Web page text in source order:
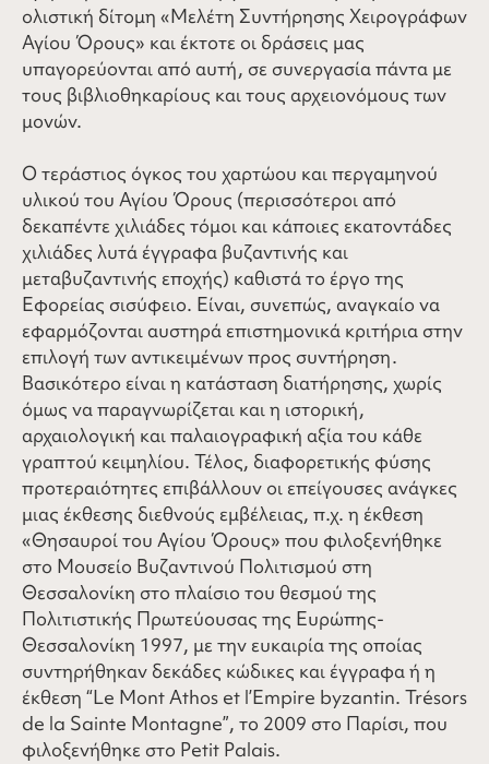
ολιστική δίτομη «Μελέτη Συντήρησης Χειρογράφων
Αγίου Όρους» και έκτοτε οι δράσεις μας
υπαγορεύονται από αυτή, σε συνεργασία πάντα με
τους βιβλιοθηκαρίους και τους αρχειονόμους των
μονών.
Ο τεράστιος όγκος του χαρτώου και περγαμηνού
υλικού του Αγίου Όρους (περισσότεροι από
δεκαπέντε χιλιάδες τόμοι και κάποιες εκατοντάδες
χιλιάδες λυτά έγγραφα βυζαντινής και
μεταβυζαντινής εποχής) καθιστά το έργο της
Εφορείας σισύφειο. Είναι, συνεπώς, αναγκαίο να
εφαρμόζονται αυστηρά επιστημονικά κριτήρια στην
επιλογή των αντικειμένων προς συντήρηση.
Βασικότερο είναι η κατάσταση διατήρησης, χωρίς
όμως να παραγνωρίζεται και η ιστορική,
αρχαιολογική και παλαιογραφική αξία του κάθε
γραπτού κειμηλίου. Τέλος, διαφορετικής φύσης
προτεραιότητες επιβάλλουν οι επείγουσες ανάγκες
μιας έκθεσης διεθνούς εμβέλειας, π.χ. η έκθεση
«Θησαυροί του Αγίου Όρους» που φιλοξενήθηκε
στο Μουσείο Βυζαντινού Πολιτισμού στη
Θεσσαλονίκη στο πλαίσιο του θεσμού της
Πολιτιστικής Πρωτεύουσας της Ευρώπης-
Θεσσαλονίκη 1997, με την ευκαιρία της οποίας
συντηρήθηκαν δεκάδες κώδικες και έγγραφα ή η
έκθεση “Le Mont Athos et l’Empire byzantin. Trésors
de la Sainte Montagne”, το 2009 στο Παρίσι, που
φιλοξενήθηκε στο Petit Palais.